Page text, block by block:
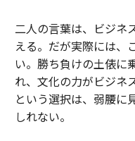
二人の言葉は、ビジネ
える。だが実際には、
い。勝ち負けの土俵に
れ、文化の力がビジネ
という選択は、弱腰に
しれない。